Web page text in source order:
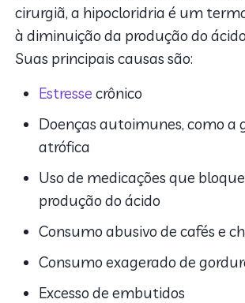
cirurgiã, a hipocloridria é um
à diminuição da produção do
Suas principais causas são:
Estresse crônico
Doenças autoimunes, como a
atrófica
Uso de medicações que
produção do ácido
Consumo abusivo de cafés e
Consumo exagerado de
Excesso de embutidos